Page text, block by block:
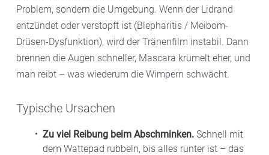
Problem, sondern die Umgebung. Wenn der Lidrand
entzündet oder verstopft ist (Blepharitis / Meibom-
Drüsen-Dysfunktion), wird der Tränenfilm instabil. Dann
brennen die Augen schneller, Mascara krümelt eher, und
man reibt – was wiederum die Wimpern schwächt.
Typische Ursachen
Zu viel Reibung beim Abschminken. Schnell mit
dem Wattepad rubbeln, bis alles runter ist – das